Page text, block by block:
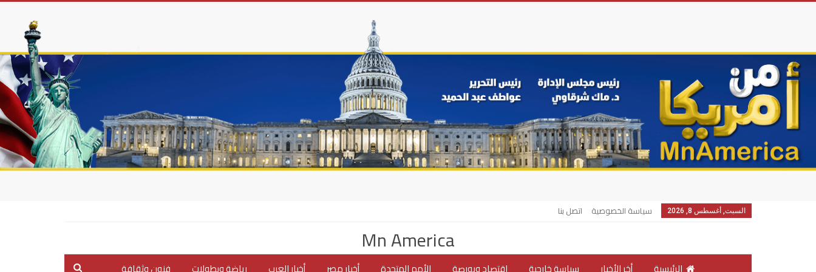
السبت, أغسطس 8, 2026 سياسة الخصوصية اتصل بنا
Mn America